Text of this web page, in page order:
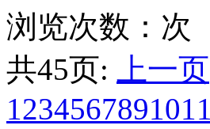
浏览次数： 次
共45页:
上一页
1234567891011